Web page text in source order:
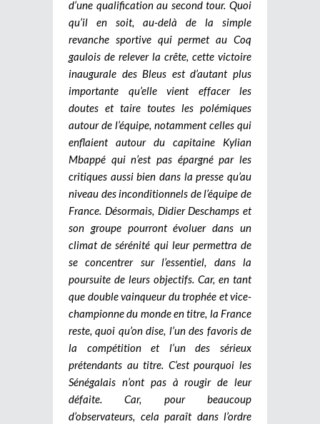
d’une qualification au second tour. Quoi
qu’il en soit, au-delà de la simple
revanche sportive qui permet au Coq
gaulois de relever la crête, cette victoire
inaugurale des Bleus est d’autant plus
importante qu’elle vient effacer les
doutes et taire toutes les polémiques
autour de l’équipe, notamment celles qui
enflaient autour du capitaine Kylian
Mbappé qui n’est pas épargné par les
critiques aussi bien dans la presse qu’au
niveau des inconditionnels de l’équipe de
France. Désormais, Didier Deschamps et
son groupe pourront évoluer dans un
climat de sérénité qui leur permettra de
se concentrer sur l’essentiel, dans la
poursuite de leurs objectifs. Car, en tant
que double vainqueur du trophée et vice-
championne du monde en titre, la France
reste, quoi qu’on dise, l’un des favoris de
la compétition et l’un des sérieux
prétendants au titre. C’est pourquoi les
Sénégalais n’ont pas à rougir de leur
défaite. Car, pour beaucoup
d’observateurs, cela paraît dans l’ordre